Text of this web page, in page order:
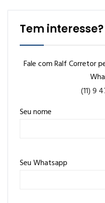
Tem interesse?
Fale com Ralf Corretor
(11) 9
Seu nome
Seu Whatsapp